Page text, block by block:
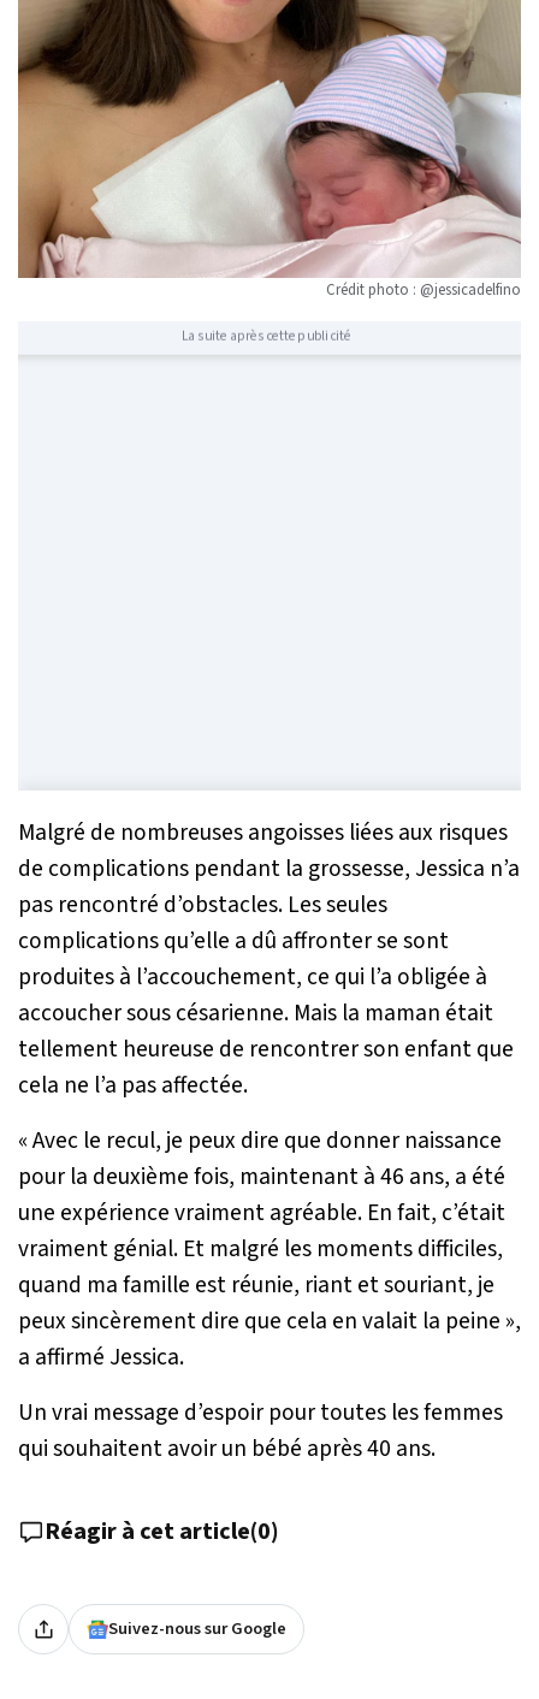
Crédit photo : @jessicadelfino
La suite après cette publicité
Malgré de nombreuses angoisses liées aux risques
de complications pendant la grossesse, Jessica n’a
pas rencontré d’obstacles. Les seules
complications qu’elle a dû affronter se sont
produites à l’accouchement, ce qui l’a obligée à
accoucher sous césarienne. Mais la maman était
tellement heureuse de rencontrer son enfant que
cela ne l’a pas affectée.
« Avec le recul, je peux dire que donner naissance
pour la deuxième fois, maintenant à 46 ans, a été
une expérience vraiment agréable. En fait, c’était
vraiment génial. Et malgré les moments difficiles,
quand ma famille est réunie, riant et souriant, je
peux sincèrement dire que cela en valait la peine »,
a affirmé Jessica.
Un vrai message d’espoir pour toutes les femmes
qui souhaitent avoir un bébé après 40 ans.
Réagir à cet article(0)
Suivez-nous sur Google